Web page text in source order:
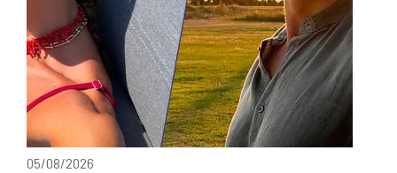
05/08/2026